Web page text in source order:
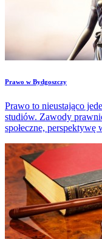
Prawo w Bydgoszczy
Prawo to nieustająco
studiów. Zawody
społeczne,